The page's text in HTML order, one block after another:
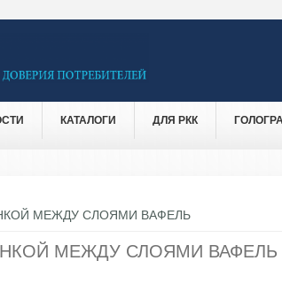
КАТАЛОГИ ДЛЯ РКК
МЕЖДУ СЛОЯМИ ВАФЕЛЬ
МЕЖДУ СЛОЯМИ ВАФЕЛЬ